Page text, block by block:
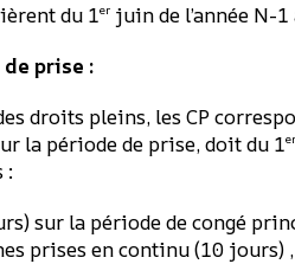
du 1er juin de l’année N-1
prise :
droits pleins, les CP
la période de prise, doit du 1er
:
sur la période de congé
prises en continu (10 jours)